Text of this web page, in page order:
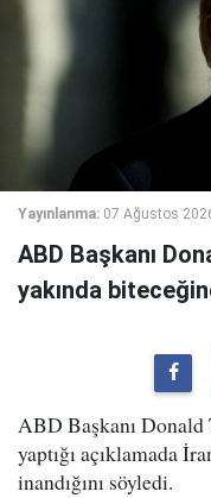
Yayınlanma: 07 Ağustos
ABD Başkanı
yakında
ABD Başkanı Donald
yaptığı açıklamada
inandığını söyledi.